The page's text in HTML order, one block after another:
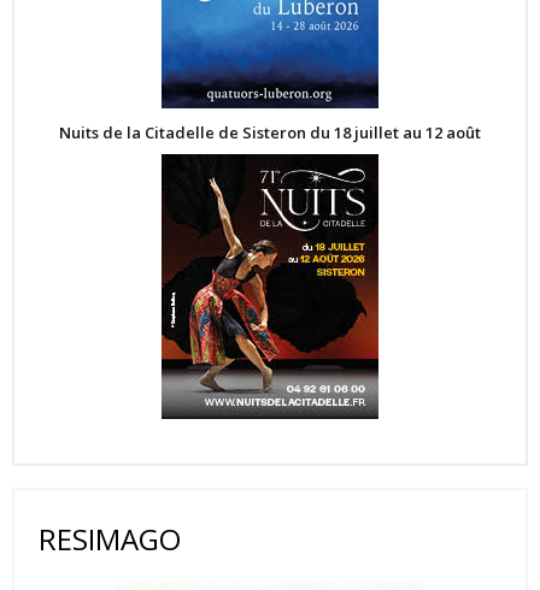
Nuits de la Citadelle de Sisteron du 18 juillet au 12 août
RESIMAGO